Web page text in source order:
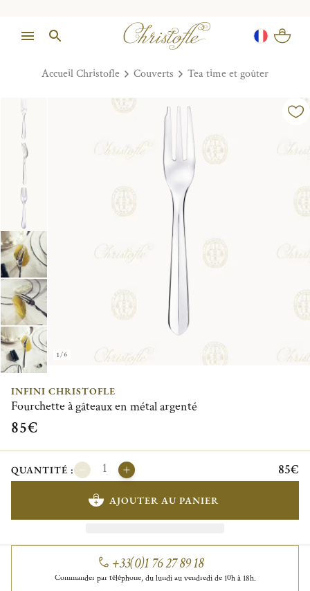
Accueil Christofle Couverts Tea time et goûter
1/6
INFINI CHRISTOFLE
Fourchette à gâteaux en métal argenté
85€
QUANTITÉ : 85€
AJOUTER AU PANIER
+33(0)1 76 27 89 18
Commander par téléphone, du lundi au vendredi de 10h à 18h.